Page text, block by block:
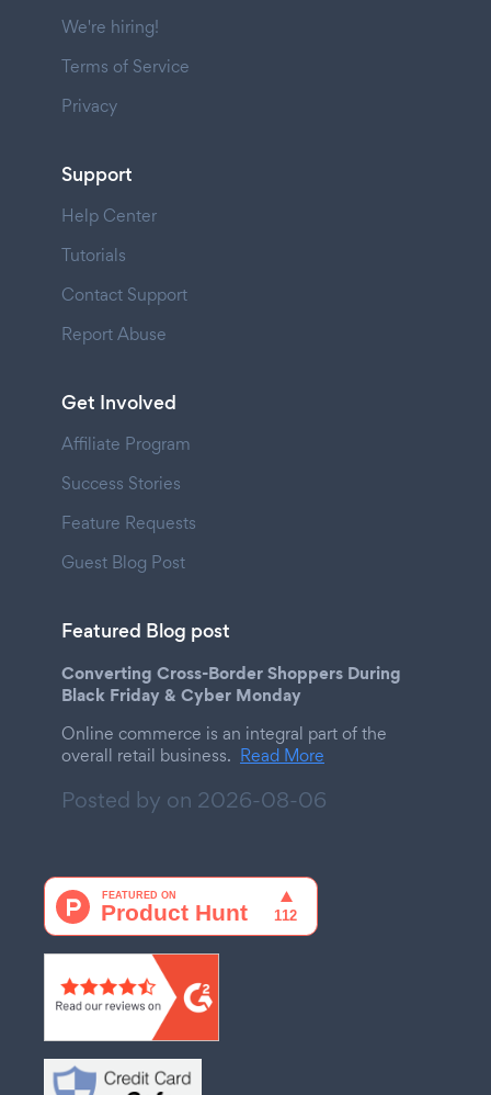
We're hiring!
Terms of Service
Privacy
Support
Help Center
Tutorials
Contact Support
Report Abuse
Get Involved
Affiliate Program
Success Stories
Feature Requests
Guest Blog Post
Featured Blog post
Converting Cross-Border Shoppers During
Black Friday & Cyber Monday
Online commerce is an integral part of the
overall retail business. Read More
Posted by on 2026-08-06